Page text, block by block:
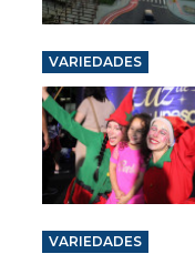
VARIEDADES
VARIEDADES